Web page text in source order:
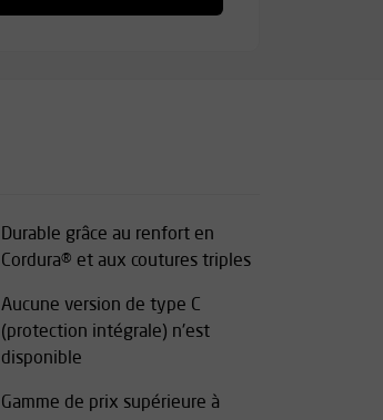
Durable grâce au renfort en
Cordura® et aux coutures triples
Aucune version de type C
(protection intégrale) n'est
disponible
Gamme de prix supérieure à